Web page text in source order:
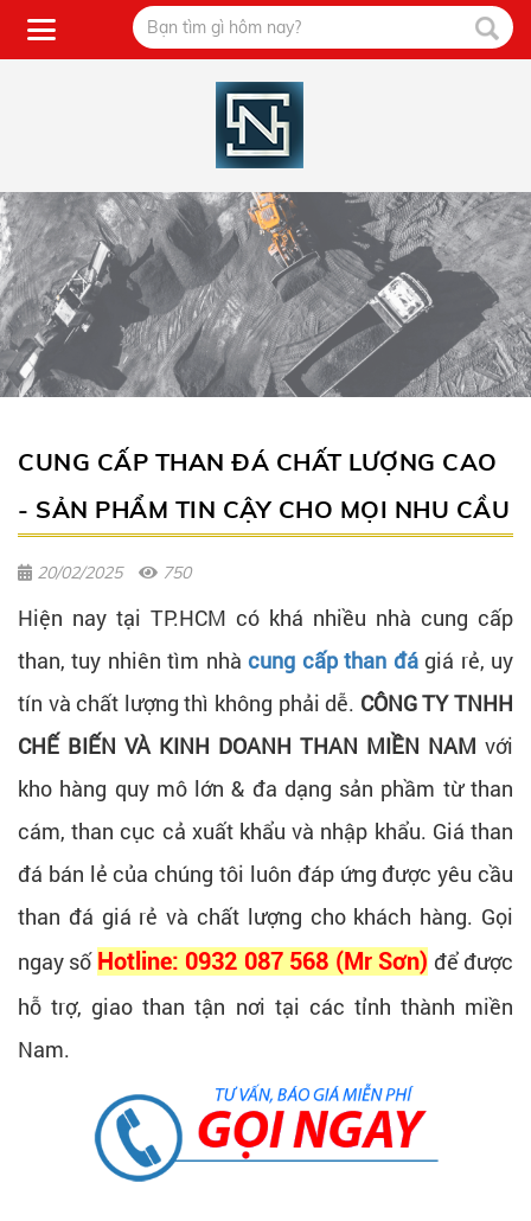
CUNG CẤP THAN ĐÁ CHẤT LƯỢNG CAO
- SẢN PHẨM TIN CẬY CHO MỌI NHU CẦU
20/02/2025 750
Hiện nay tại TP.HCM có khá nhiều nhà cung cấp
than, tuy nhiên tìm nhàcung cấp than đágiá rẻ, uy
tín và chất lượng thì không phải dễ. CÔNG TY TNHH
CHẾ BIẾN VÀ KINH DOANH THAN MIỀN NAM với
kho hàng quy mô lớn & đa dạng sản phầm từ than
cám, than cục cả xuất khẩu và nhập khẩu. Giá than
đá bán lẻ của chúng tôi luôn đáp ứng được yêu cầu
than đá giá rẻ và chất lượng cho khách hàng. Gọi
ngay số Hotline: 0932 087 568 (Mr Sơn) để được
hỗ trợ, giao than tận nơi tại các tỉnh thành miền
Nam.